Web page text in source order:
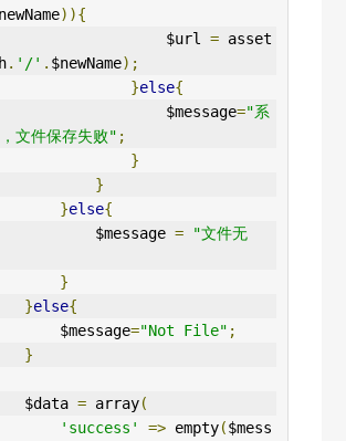
)){
                        $url
= asset
. '/' . $newName);
}else{
                        $message
="系
文件保存失败" ;
}
}
}else{
                $message
=
"文件无
}
}else{
            $message
="Not File" ;
}
        $data
= array(
'success'
=> empty($mess